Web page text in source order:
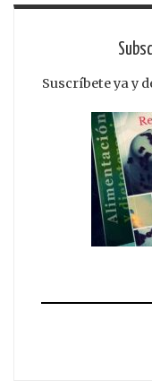
Suscríbete ya y